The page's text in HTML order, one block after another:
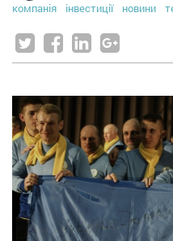
компанія
інвестиції новини